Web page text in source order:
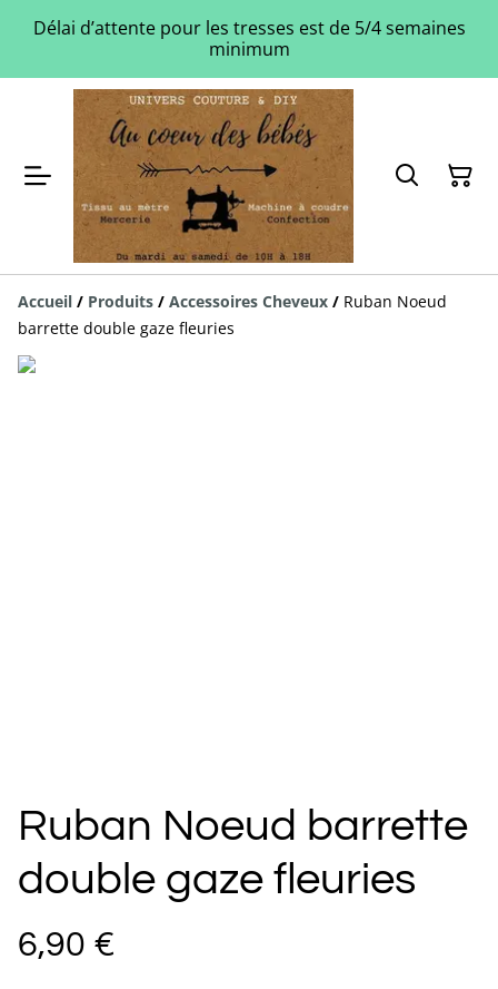
Délai d’attente pour les tresses est de 5/4 semaines
minimum
Accueil / Produits / Accessoires Cheveux / Ruban Noeud
barrette double gaze fleuries
Ruban Noeud barrette
double gaze fleuries
6,90 €